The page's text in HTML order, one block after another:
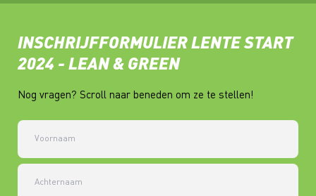
INSCHRIJFFORMULIER LENTE START
2024 - LEAN & GREEN
Nog vragen? Scroll naar beneden om ze te stellen!
Voornaam
Achternaam